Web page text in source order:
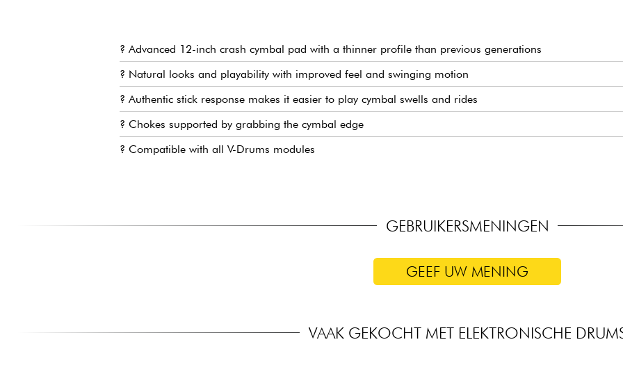
? Advanced 12-inch crash cymbal pad with a thinner profile than previous generations
? Natural looks and playability with improved feel and swinging motion
? Authentic stick response makes it easier to play cymbal swells and rides
? Chokes supported by grabbing the cymbal edge
? Compatible with all V-Drums modules
GEBRUIKERSMENINGEN
GEEF UW MENING
VAAK GEKOCHT MET ELEKTRONISCHE